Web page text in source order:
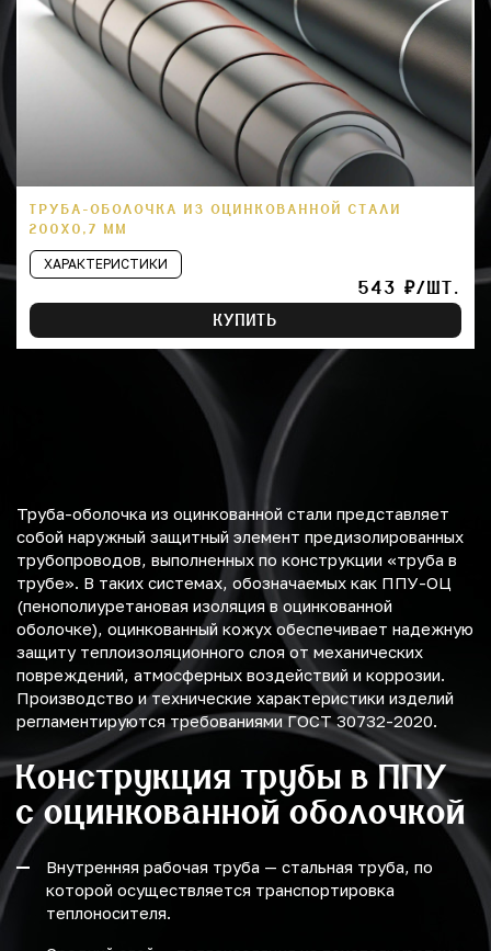
ТРУБА-ОБОЛОЧКА ИЗ ОЦИНКОВАННОЙ СТАЛИ
200Х0,7 ММ
ХАРАКТЕРИСТИКИ
543 ₽/ШТ.
КУПИТЬ
Труба-оболочка из оцинкованной стали представляет
собой наружный защитный элемент предизолированных
трубопроводов, выполненных по конструкции «труба в
трубе». В таких системах, обозначаемых как ППУ-ОЦ
(пенополиуретановая изоляция в оцинкованной
оболочке), оцинкованный кожух обеспечивает надежную
защиту теплоизоляционного слоя от механических
повреждений, атмосферных воздействий и коррозии.
Производство и технические характеристики изделий
регламентируются требованиями ГОСТ 30732-2020.
Конструкция трубы в ППУ
с оцинкованной оболочкой
Внутренняя рабочая труба — стальная труба, по
которой осуществляется транспортировка
теплоносителя.